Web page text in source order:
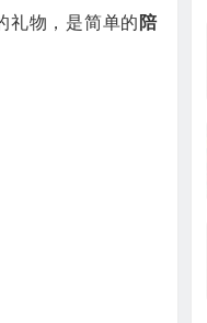
礼物，是简单的 陪